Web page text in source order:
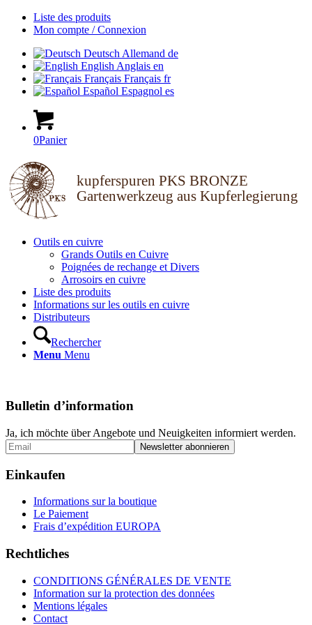
Liste des produits
Mon compte / Connexion
Deutsch Allemand de
English Anglais en
Français Français fr
Español Espagnol es
0Panier
kupferspuren PKS BRONZE
Gartenwerkzeug aus Kupferlegierung
Outils en cuivre
Grands Outils en Cuivre
Poignées de rechange et Divers
Arrosoirs en cuivre
Liste des produits
Informations sur les outils en cuivre
Distributeurs
Rechercher
Menu Menu
Bulletin d’information
Ja, ich möchte über Angebote und Neuigkeiten informiert werden.
Einkaufen
Informations sur la boutique
Le Paiement
Frais d’expédition EUROPA
Rechtliches
CONDITIONS GÉNÉRALES DE VENTE
Information sur la protection des données
Mentions légales
Contact